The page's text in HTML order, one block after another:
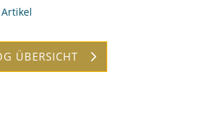
ÜBERSICHT